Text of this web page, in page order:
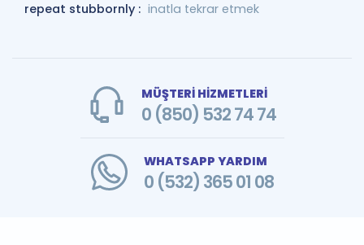
repeat stubbornly : inatla tekrar etmek
MÜŞTERİ HİZMETLERİ
0 (850) 532 74 74
WHATSAPP YARDIM
0 (532) 365 01 08